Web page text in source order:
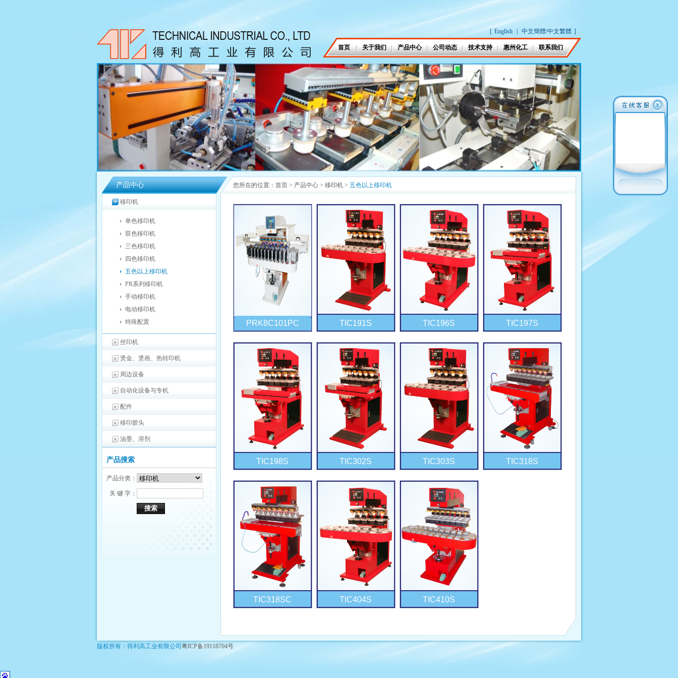
[ English 中文簡體/中文繁體 ]
首页 关于我们 产品中心 公司动态 技术支持 惠州化工 联系我们
产品中心
移印机
单色移印机
双色移印机
三色移印机
四色移印机
五色以上移印机
PR系列移印机
手动移印机
电动移印机
特殊配置
丝印机
烫金、烫画、热转印机
周边设备
自动化设备与专机
配件
移印胶头
油墨、溶剂
产品搜索
产品分类：
关 键 字：
您所在的位置： 首页 > 产品中心 > 移印机 > 五色以上移印机
PRK8C101PC TIC191S TIC196S TIC197S
TIC198S TIC302S TIC303S TIC318S
TIC318SC TIC404S TIC410S
版权所有：得利高工业有限公司 粤ICP备19118704号